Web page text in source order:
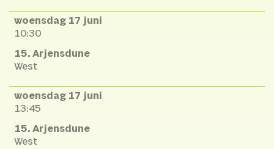
woensdag 17 juni
10:30
15. Arjensdune
West
woensdag 17 juni
13:45
15. Arjensdune
West